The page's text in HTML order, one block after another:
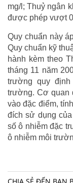
mg/l; Thuỷ ngân
được phép vượt
Quy chuẩn này
Quy chuẩn kỹ
hành kèm theo
tháng 11 năm
trường quy
trường. Cơ quan
vào đặc điểm,
đích sử dụng
số ô nhiễm đặc
ô nhiễm môi
CHIA SẺ ĐẾN BẠN